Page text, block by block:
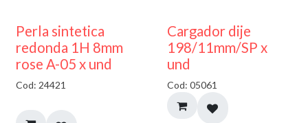
Perla sintetica
redonda 1H 8mm
rose A-05 x und
Cod: 24421 50% DESCUENTO
Cargador dije
198/11mm/SP x
und
Cod: 05061